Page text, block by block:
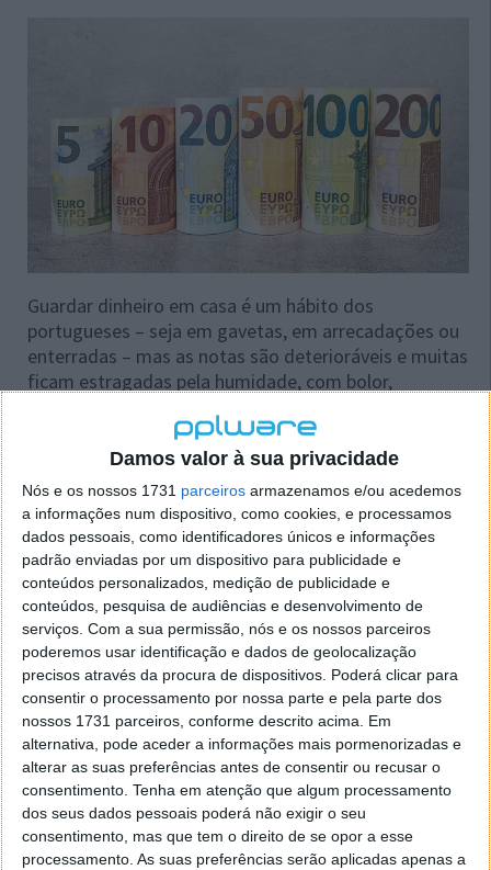
Damos valor à sua privacidade
Nós e os nossos 1731 parceiros armazenamos e/ou acedemos
a informações num dispositivo, como cookies, e processamos
dados pessoais, como identificadores únicos e informações
padrão enviadas por um dispositivo para publicidade e
conteúdos personalizados, medição de publicidade e
conteúdos, pesquisa de audiências e desenvolvimento de
serviços. Com a sua permissão, nós e os nossos parceiros
poderemos usar identificação e dados de geolocalização
precisos através da procura de dispositivos. Poderá clicar para
consentir o processamento por nossa parte e pela parte dos
nossos 1731 parceiros, conforme descrito acima. Em
alternativa, pode aceder a informações mais pormenorizadas e
alterar as suas preferências antes de consentir ou recusar o
consentimento. Tenha em atenção que algum processamento
dos seus dados pessoais poderá não exigir o seu
consentimento, mas que tem o direito de se opor a esse
processamento. As suas preferências serão aplicadas apenas a
Guardar dinheiro em casa é um hábito dos
portugueses – seja em gavetas, em arrecadações ou
enterradas – mas as notas são deterioráveis e muitas
ficam estragadas pela humidade, com bolor,
vermes da terra. Há ainda as que ficam destruídas
em incêndios (geralmente domésticos).
De referir que o Banco de Portugal tem umserviço
gratuito de valorização de notas: os cidadãos
podem entregar o dinheiro estragado ou mutiladas
nos postos do Banco de Portugal ou até enviar pelo
correio.
Para que uma nota de euro seja valorizada, mais de
50% da superfície tem de poder ser reconstituída
para que seja possível garantir a sua autenticidade
pelos elementos de segurança (no caso das notas de
escudo a regra eram 75%). Se a conseguirem
valorizar, destroem a nota e pagam o valor
correspondente. Já se as notas forem
irreconhecíveis, são dadas como perdidas, destruídas
e a proprietário não recebe qualquer compensação.